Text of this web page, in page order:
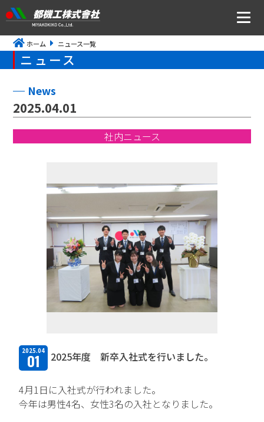
ニュース
トップメッセージ・社是・経営理念
事業所アクセス
CSR・ISOの取り組みについて
TFPについて
取扱商品・メーカー
取扱メーカー一覧
採用情報
ホーム ニュース一覧
ニュース
News
2025.04.01
社内ニュース
2025.04
01 2025年度 新卒入社式を行いました。
4月1日に入社式が行われました。
今年は男性4名、女性3名の入社となりました。